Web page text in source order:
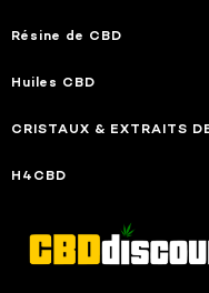
Résine de CBD
Huiles CBD
CRISTAUX & EXTRAITS
H4CBD